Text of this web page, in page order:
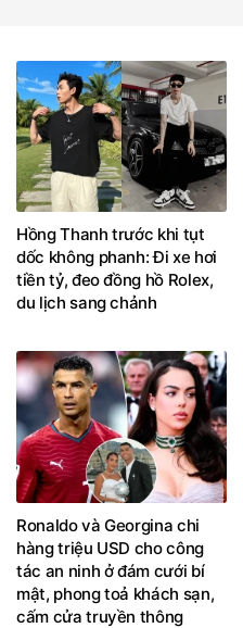
Hồng Thanh trước khi tụt
dốc không phanh: Đi xe hơi
tiền tỷ, đeo đồng hồ Rolex,
du lịch sang chảnh
Ronaldo và Georgina chi
hàng triệu USD cho công
tác an ninh ở đám cưới bí
mật, phong toả khách sạn,
cấm cửa truyền thông